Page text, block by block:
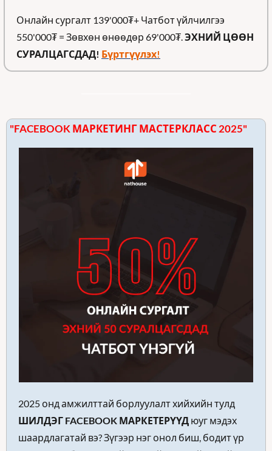
Онлайн сургалт 139'000₮+ Чатбот үйлчилгээ
550'000₮ = Зөвхөн өнөөдөр 69'000₮. ЭХНИЙ ЦӨӨН
СУРАЛЦАГСДАД! Бүртгүүлэх!
"FACEBOOK МАРКЕТИНГ МАСТЕРКЛАСС 2025"
ШИЛДЭГ FACEBOOK МАРКЕТЕРҮҮД юуг мэдэх
шаардлагатай вэ? Зүгээр нэг онол биш, бодит үр